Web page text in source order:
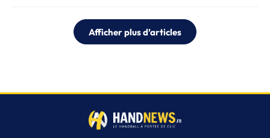
Afficher plus d’articles